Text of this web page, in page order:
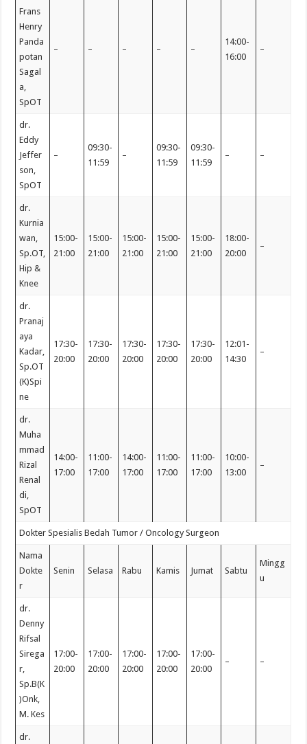
Frans
Henry
Panda
potan
Sagal
a,
SpOT
– – – – –
14:00-
16:00
–
dr.
Eddy
Jeffer
son,
SpOT
–
09:30-
11:59
–
09:30-
11:59
09:30-
11:59
– –
dr.
Kurnia
wan,
Sp.OT,
Hip &
Knee
15:00-
21:00
15:00-
21:00
15:00-
21:00
15:00-
21:00
15:00-
21:00
18:00-
20:00
–
dr.
Pranaj
aya
Kadar,
Sp.OT
(K)Spi
ne
17:30-
20:00
17:30-
20:00
17:30-
20:00
17:30-
20:00
17:30-
20:00
12:01-
14:30
–
dr.
Muha
mmad
Rizal
Renal
di,
SpOT
14:00-
17:00
11:00-
17:00
14:00-
17:00
11:00-
17:00
11:00-
17:00
10:00-
13:00
–
Dokter Spesialis Bedah Tumor / Oncology Surgeon
Nama
Dokte
r
Senin Selasa Rabu Kamis Jumat Sabtu
Mingg
u
dr.
Denny
Rifsal
Sirega
r,
Sp.B(K
)Onk,
M. Kes
17:00-
20:00
17:00-
20:00
17:00-
20:00
17:00-
20:00
17:00-
20:00
– –
dr.